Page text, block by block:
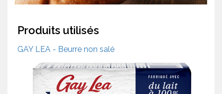
Produits utilisés
GAY LEA - Beurre non salé